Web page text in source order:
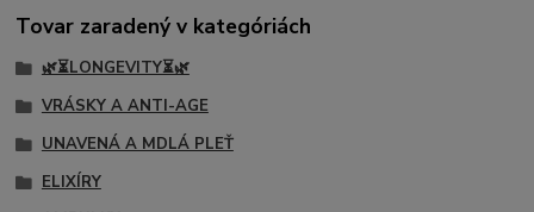
Tovar zaradený v kategóriách
🌿⏳LONGEVITY⏳🌿
VRÁSKY A ANTI-AGE
UNAVENÁ A MDLÁ PLEŤ
ELIXÍRY